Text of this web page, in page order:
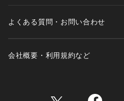
よくある質問・お問い合わせ
会社概要・利用規約など